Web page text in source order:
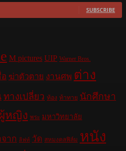
SUBSCRIBE
M pictures UIP Warner Bros.
ฆ่าตัวตาย งานศพ ต่าง
ทางเปลี่ยว ท้อง ท้าทาย นักศึกษา
หญิง พระ มหาวิทยาลัย
าก ลิฟท์ วัด สหมงคลฟิล์ม หนัง